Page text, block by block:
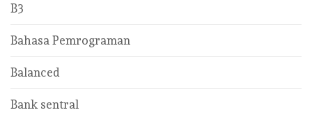
B3
Bahasa Pemrograman
Balanced
Bank sentral